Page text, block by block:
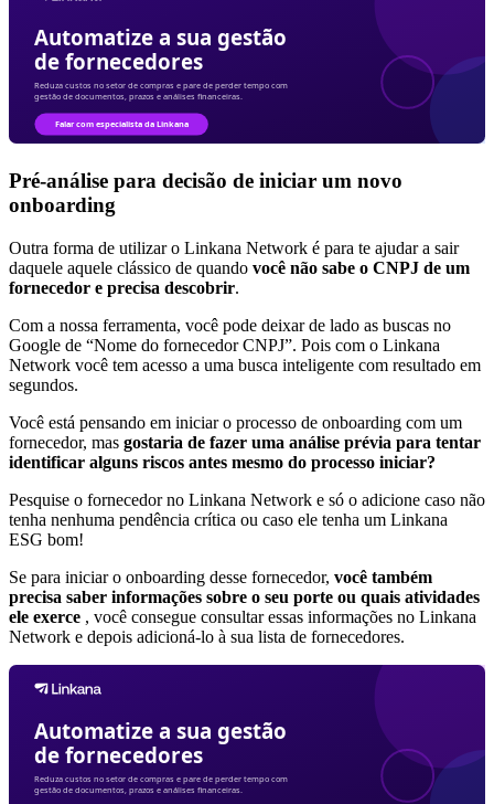
Pré-análise para decisão de iniciar um novo
onboarding
Outra forma de utilizar o Linkana Network é para te ajudar a sair
daquele aquele clássico de quando você não sabe o CNPJ de um
fornecedor e precisa descobrir.
Com a nossa ferramenta, você pode deixar de lado as buscas no
Google de “Nome do fornecedor CNPJ”. Pois com o Linkana
Network você tem acesso a uma busca inteligente com resultado em
segundos.
Você está pensando em iniciar o processo de onboarding com um
fornecedor, mas gostaria de fazer uma análise prévia para tentar
identificar alguns riscos antes mesmo do processo iniciar?
Pesquise o fornecedor no Linkana Network e só o adicione caso não
tenha nenhuma pendência crítica ou caso ele tenha um Linkana
ESG bom!
Se para iniciar o onboarding desse fornecedor, você também
precisa saber informações sobre o seu porte ou quais atividades
ele exerce , você consegue consultar essas informações no Linkana
Network e depois adicioná-lo à sua lista de fornecedores.